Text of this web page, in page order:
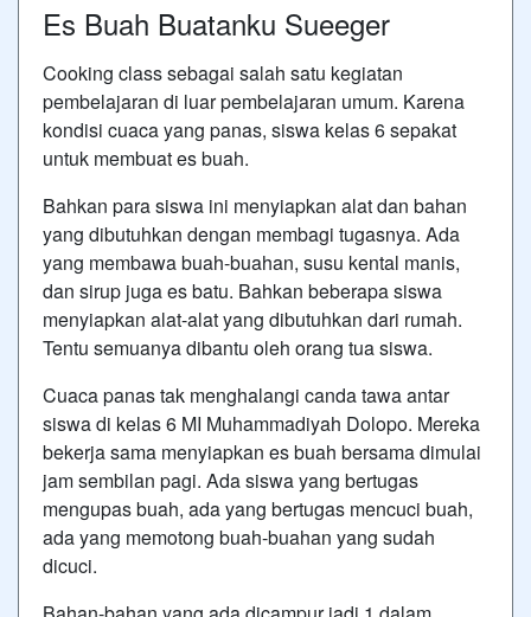
Es Buah Buatanku Sueeger
Cooking class sebagai salah satu kegiatan
pembelajaran di luar pembelajaran umum. Karena
kondisi cuaca yang panas, siswa kelas 6 sepakat
untuk membuat es buah.
Bahkan para siswa ini menyiapkan alat dan bahan
yang dibutuhkan dengan membagi tugasnya. Ada
yang membawa buah-buahan, susu kental manis,
dan sirup juga es batu. Bahkan beberapa siswa
menyiapkan alat-alat yang dibutuhkan dari rumah.
Tentu semuanya dibantu oleh orang tua siswa.
Cuaca panas tak menghalangi canda tawa antar
siswa di kelas 6 MI Muhammadiyah Dolopo. Mereka
bekerja sama menyiapkan es buah bersama dimulai
jam sembilan pagi. Ada siswa yang bertugas
mengupas buah, ada yang bertugas mencuci buah,
ada yang memotong buah-buahan yang sudah
dicuci.